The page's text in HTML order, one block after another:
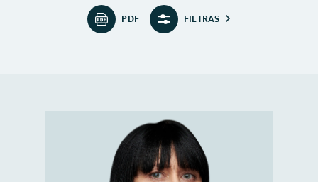
PDF FILTRAS